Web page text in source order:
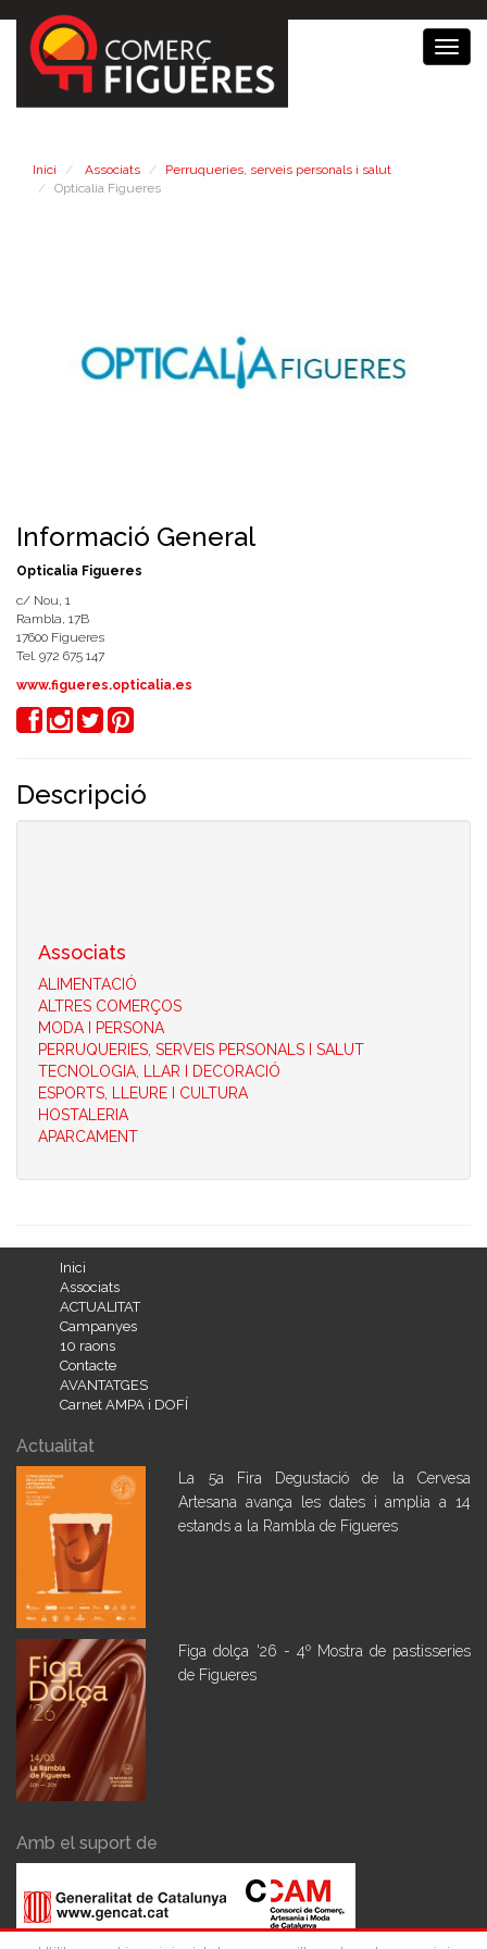
Inici Associats
Perruqueries, serveis personals i salut
Opticalia Figueres
Informació General
Opticalia Figueres
c/ Nou, 1
Rambla, 17B
17600 Figueres
Tel. 972 675 147
www.figueres.opticalia.es
Descripció
Associats
ALIMENTACIÓ
ALTRES COMERÇOS
MODA I PERSONA
PERRUQUERIES, SERVEIS PERSONALS I SALUT
TECNOLOGIA, LLAR I DECORACIÓ
ESPORTS, LLEURE I CULTURA
HOSTALERIA
APARCAMENT
Inici
Associats
ACTUALITAT
Campanyes
10 raons
Contacte
AVANTATGES
Carnet AMPA i DOFÍ
Actualitat
La 5a Fira Degustació de la Cervesa
Artesana avança les dates i amplia a 14
estands a la Rambla de Figueres
Figa dolça '26 - 4º Mostra de pastisseries
de Figueres
Amb el suport de